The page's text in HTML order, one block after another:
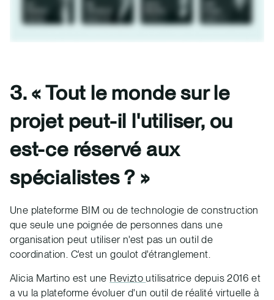
3. « Tout le monde sur le
projet peut-il l'utiliser, ou
est-ce réservé aux
spécialistes ? »
Une plateforme BIM ou de technologie de construction
que seule une poignée de personnes dans une
organisation peut utiliser n'est pas un outil de
coordination. C'est un goulot d'étranglement.
Alicia Martino est une Revizto utilisatrice depuis 2016 et
a vu la plateforme évoluer d'un outil de réalité virtuelle à